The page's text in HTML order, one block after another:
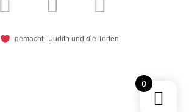
gemacht - Judith und die Torten
0